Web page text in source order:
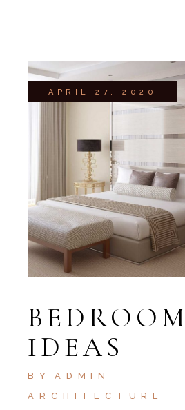
APRIL 27, 2020
BEDROOM
IDEAS
BY
ADMIN
ARCHITECTURE